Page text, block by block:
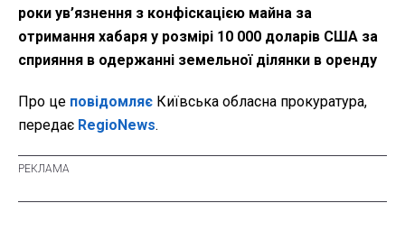
роки ув’язнення з конфіскацією майна за
отримання хабаря у розмірі 10 000 доларів США за
сприяння в одержанні земельної ділянки в оренду
Про це повідомляє Київська обласна прокуратура,
передає RegioNews.